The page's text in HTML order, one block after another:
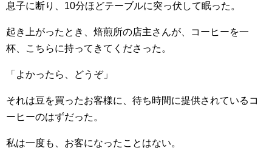
息子に断り、10分ほどテーブルに突っ伏して眠った。
起き上がったとき、焙煎所の店主さんが、コーヒーを一
杯、こちらに持ってきてくださった。
「よかったら、どうぞ」
それは豆を買ったお客様に、待ち時間に提供されているコ
ーヒーのはずだった。
私は一度も、お客になったことはない。